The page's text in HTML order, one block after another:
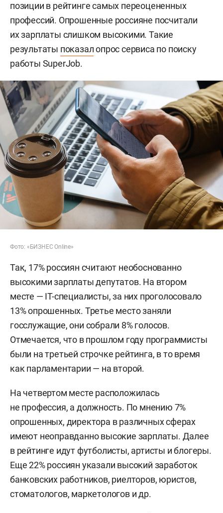
позиции в рейтинге самых переоцененных
профессий. Опрошенные россияне посчитали
их зарплаты слишком высокими. Такие
результаты показалопрос сервиса по поиску
работы SuperJob.
Фото: «БИЗНЕС Online»
Так, 17% россиян считают необоснованно
высокими зарплаты депутатов. На втором
месте — IT-специалисты, за них проголосовало
13% опрошенных. Третье место заняли
госслужащие, они собрали 8% голосов.
Отмечается, что в прошлом году программисты
были на третьей строчке рейтинга, в то время
как парламентарии — на второй.
На четвертом месте расположилась
не профессия, а должность. По мнению 7%
опрошенных, директора в различных сферах
имеют неоправданно высокие зарплаты. Далее
в рейтинге идут футболисты, артисты и блогеры.
Еще 22% россиян указали высокий заработок
банковских работников, риелторов, юристов,
стоматологов, маркетологов и др.